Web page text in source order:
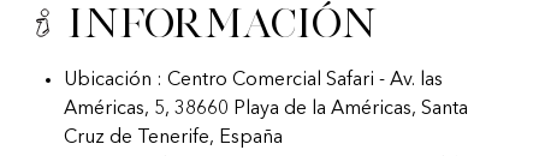
Información
Ubicación : Centro Comercial Safari - Av. las
Américas, 5, 38660 Playa de la Américas, Santa
Cruz de Tenerife, España